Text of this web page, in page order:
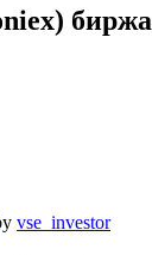
биржа
vse_investor